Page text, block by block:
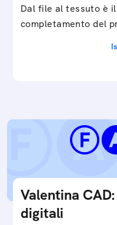
Dal file al tessuto è
completamento del
Valentina
digitali